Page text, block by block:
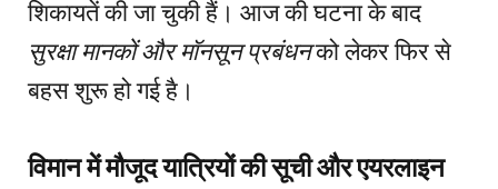
शिकायतें की जा चुकी हैं। आज की घटना के बाद
सुरक्षा मानकों और मॉनसून प्रबंधनको लेकर फिर से
बहस शुरू हो गई है।
विमान में मौजूद यात्रियों की सूची और एयरलाइन